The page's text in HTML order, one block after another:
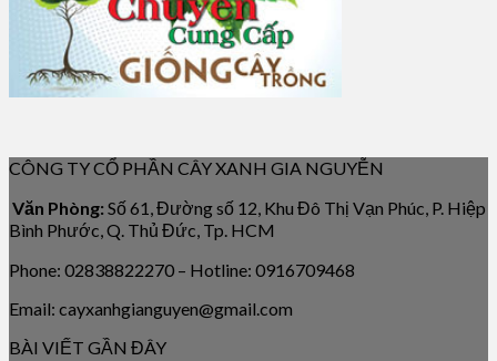
CÔNG TY CỔ PHẦN CÂY XANH GIA NGUYỄN
Văn Phòng: Số 61, Đường số 12, Khu Đô Thị Vạn Phúc, P. Hiệp
Bình Phước, Q. Thủ Đức, Tp. HCM
Phone: 02838822270 – Hotline: 0916709468
Email: cayxanhgianguyen@gmail.com
BÀI VIẾT GẦN ĐÂY